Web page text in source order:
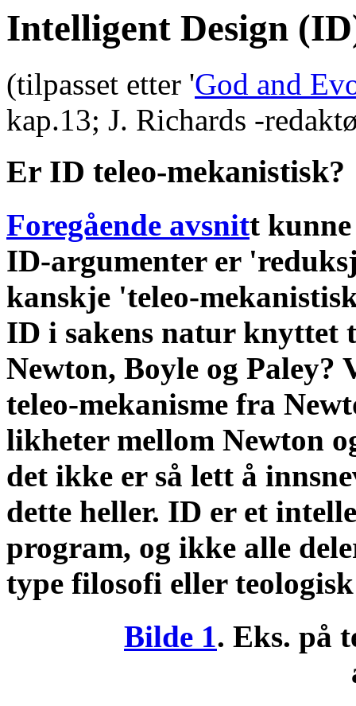
Intelligent Design
(tilpasset etter 'God and
kap.13; J. Richards -
Er ID teleo-mekanistisk?
Foregående avsnitt
ID-argumenter er
kanskje 'teleo-
ID i sakens natur knyttet
Newton, Boyle og Paley?
teleo-mekanisme fra
likheter mellom Newton
det ikke er så lett å
dette heller. ID er et
program, og ikke alle
type filosofi eller
Bilde 1. Eks. på